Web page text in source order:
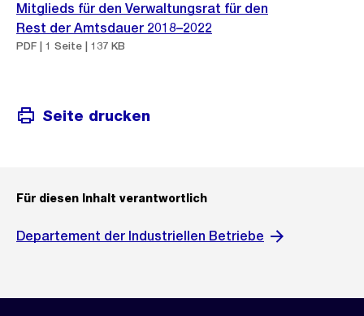
Mitglieds für den Verwaltungsrat für den
Rest der Amtsdauer 2018–2022
PDF | 1 Seite | 137 KB
Seite drucken
Für diesen Inhalt verantwortlich
Departement der Industriellen Betriebe